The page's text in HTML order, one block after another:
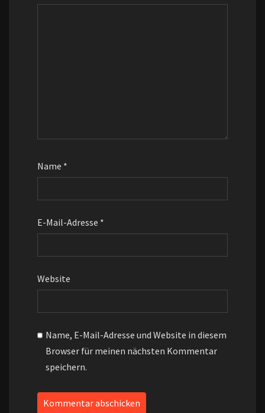
Name *
E-Mail-Adresse *
Website
Name, E-Mail-Adresse und Website in diesem
Browser für meinen nächsten Kommentar
speichern.